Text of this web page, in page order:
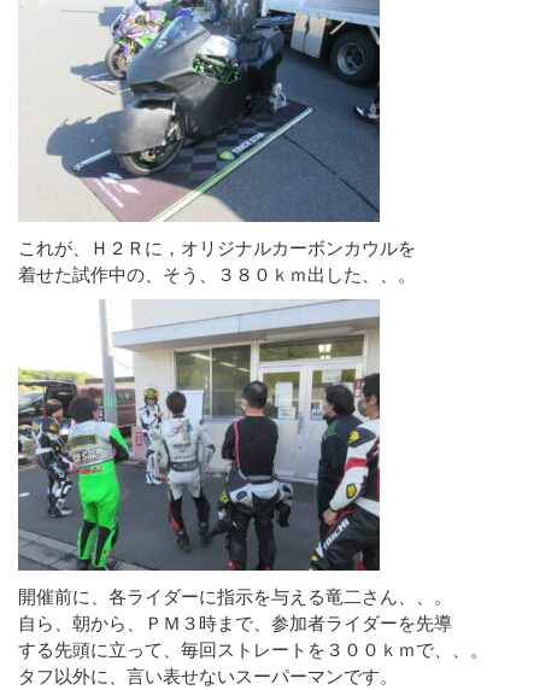
これが、Ｈ２Ｒに，オリジナルカーボンカウルを
着せた試作中の、そう、３８０ｋｍ出した、、。
開催前に、各ライダーに指示を与える竜二さん、、。
自ら、朝から、ＰＭ３時まで、参加者ライダーを先導
する先頭に立って、毎回ストレートを３００ｋｍで、、。
タフ以外に、言い表せないスーパーマンです。